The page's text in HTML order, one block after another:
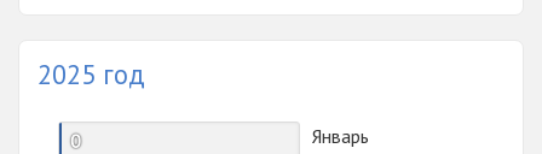
2025 год
0
Январь